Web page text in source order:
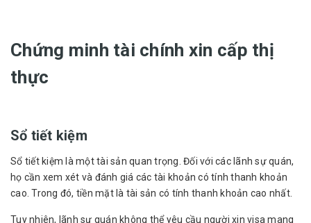
Chứng minh tài chính xin cấp thị
thực
Sổ tiết kiệm
Sổ tiết kiệm là một tài sản quan trọng. Đối với các lãnh sự quán,
họ cần xem xét và đánh giá các tài khoản có tính thanh khoản
cao. Trong đó, tiền mặt là tài sản có tính thanh khoản cao nhất.
Tuy nhiên, lãnh sự quán không thể yêu cầu người xin visa mang